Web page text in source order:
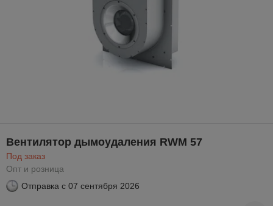
Вентилятор дымоудаления RWM 57
Под заказ
Опт и розница
Отправка с 07 сентября 2026